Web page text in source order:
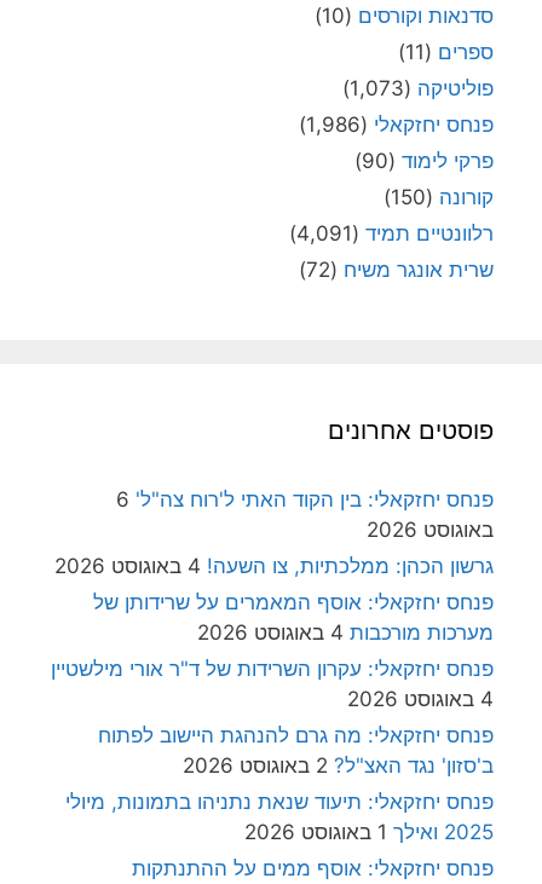
סדנאות וקורסים (10)
ספרים (11)
פוליטיקה (1,073)
פנחס יחזקאלי (1,986)
פרקי לימוד (90)
קורונה (150)
רלוונטיים תמיד (4,091)
שרית אונגר משיח (72)
פוסטים אחרונים
פנחס יחזקאלי: בין הקוד האתי ל'רוח צה"ל' 6
באוגוסט 2026
גרשון הכהן: ממלכתיות, צו השעה! 4 באוגוסט 2026
פנחס יחזקאלי: אוסף המאמרים על שרידותן של
מערכות מורכבות 4 באוגוסט 2026
פנחס יחזקאלי: עקרון השרידות של ד"ר אורי מילשטיין
4 באוגוסט 2026
פנחס יחזקאלי: מה גרם להנהגת היישוב לפתוח
ב'סזון' נגד האצ"ל? 2 באוגוסט 2026
פנחס יחזקאלי: תיעוד שנאת נתניהו בתמונות, מיולי
2025 ואילך
1 באוגוסט 2026
פנחס יחזקאלי: אוסף ממים על ההתנתקות